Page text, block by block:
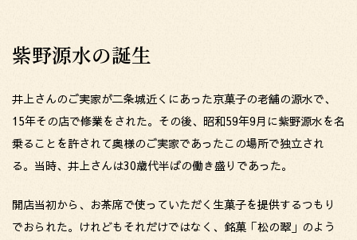
紫野源水の誕生
井上さんのご実家が二条城近くにあった京菓子の老舗の源水で、
15年その店で修業をされた。その後、昭和59年9月に紫野源水を名
乗ることを許されて奥様のご実家であったこの場所で独立され
る。当時、井上さんは30歳代半ばの働き盛りであった。
開店当初から、お茶席で使っていただく生菓子を提供するつもり
でおられた。けれどもそれだけではなく、銘菓「松の翠」のよう